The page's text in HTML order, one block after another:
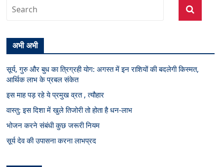
अभी अभी
सूर्य, गुरु और बुध का त्रिग्रही योग: अगस्त में इन राशियों की बदलेगी किस्मत,
आर्थिक लाभ के प्रबल संकेत
इस माह पड़ रहे ये प्रमुख व्रत , त्यौहार
वास्तु: इस दिशा में खुले तिजोरी तो होता है धन-लाभ
भोजन करने संबंधी कुछ जरूरी नियम
सूर्य देव की उपासना करना लाभप्रद